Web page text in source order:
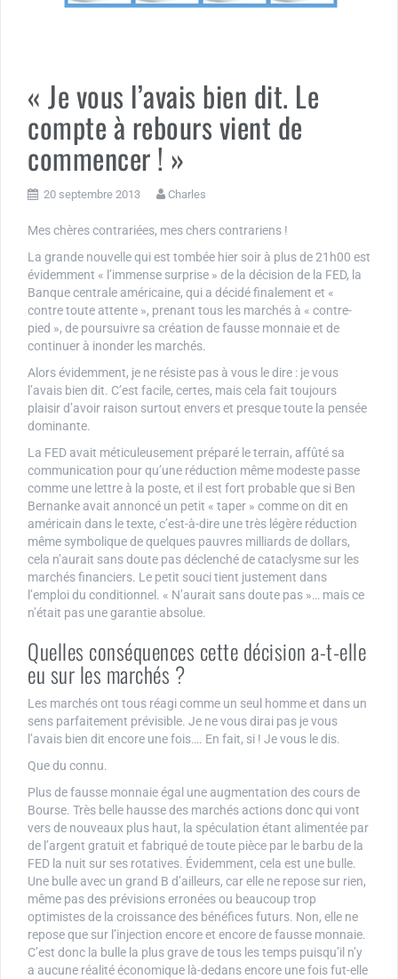
« Je vous l’avais bien dit. Le
compte à rebours vient de
commencer ! »
20 septembre 2013 Charles
Mes chères contrariées, mes chers contrariens !
La grande nouvelle qui est tombée hier soir à plus de 21h00 est
évidemment « l’immense surprise » de la décision de la FED, la
Banque centrale américaine, qui a décidé finalement et «
contre toute attente », prenant tous les marchés à « contre-
pied », de poursuivre sa création de fausse monnaie et de
continuer à inonder les marchés.
Alors évidemment, je ne résiste pas à vous le dire : je vous
l’avais bien dit. C’est facile, certes, mais cela fait toujours
plaisir d’avoir raison surtout envers et presque toute la pensée
dominante.
La FED avait méticuleusement préparé le terrain, affûté sa
communication pour qu’une réduction même modeste passe
comme une lettre à la poste, et il est fort probable que si Ben
Bernanke avait annoncé un petit « taper » comme on dit en
américain dans le texte, c’est-à-dire une très légère réduction
même symbolique de quelques pauvres milliards de dollars,
cela n’aurait sans doute pas déclenché de cataclysme sur les
marchés financiers. Le petit souci tient justement dans
l’emploi du conditionnel. « N’aurait sans doute pas »… mais ce
n’était pas une garantie absolue.
Quelles conséquences cette décision a-t-elle
eu sur les marchés ?
Les marchés ont tous réagi comme un seul homme et dans un
sens parfaitement prévisible. Je ne vous dirai pas je vous
l’avais bien dit encore une fois…. En fait, si ! Je vous le dis.
Que du connu.
Plus de fausse monnaie égal une augmentation des cours de
Bourse. Très belle hausse des marchés actions donc qui vont
vers de nouveaux plus haut, la spéculation étant alimentée par
de l’argent gratuit et fabriqué de toute pièce par le barbu de la
FED la nuit sur ses rotatives. Évidemment, cela est une bulle.
Une bulle avec un grand B d’ailleurs, car elle ne repose sur rien,
même pas des prévisions erronées ou beaucoup trop
optimistes de la croissance des bénéfices futurs. Non, elle ne
repose que sur l’injection encore et encore de fausse monnaie.
C’est donc la bulle la plus grave de tous les temps puisqu’il n’y
a aucune réalité économique là-dedans encore une fois fut-elle